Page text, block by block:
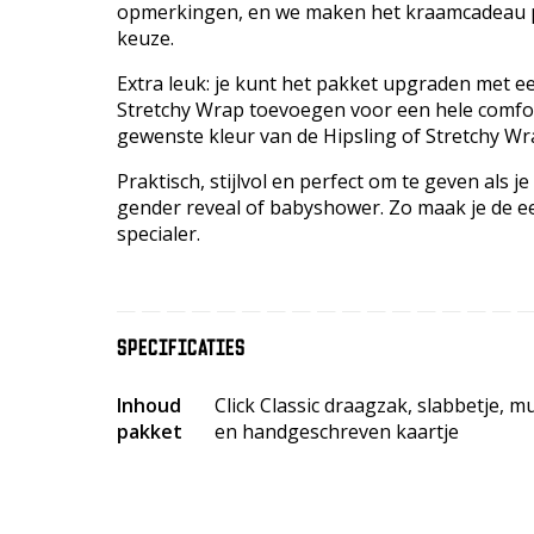
opmerkingen, en we maken het
keuze.
Extra leuk: je kunt het pakket upgraden met
Stretchy Wrap toevoegen voor een hele
gewenste kleur van de Hipsling of Stretchy
Praktisch, stijlvol en perfect om te geven als
gender reveal of babyshower. Zo maak je de
specialer.
SPECIFICATIES
Inhoud
pakket
Click Classic draagzak, slabbetje,
en handgeschreven kaartje